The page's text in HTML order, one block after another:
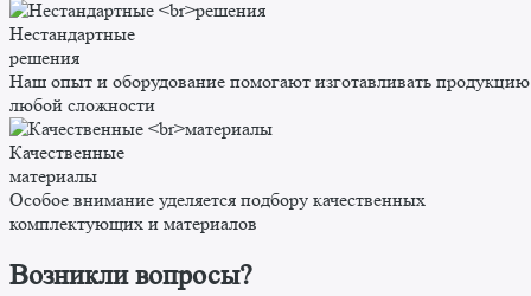
Нестандартные
решения
Наш опыт и оборудование помогают изготавливать продукцию
любой сложности
Качественные
материалы
Особое внимание уделяется подбору качественных
комплектующих и материалов
Возникли вопросы?